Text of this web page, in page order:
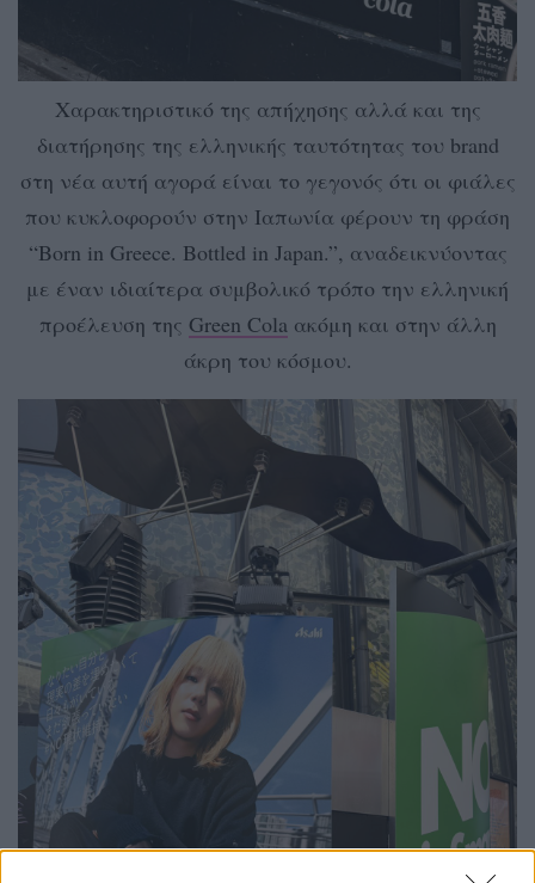
Χαρακτηριστικό της απήχησης αλλά και της
διατήρησης της ελληνικής ταυτότητας του brand
στη νέα αυτή αγορά είναι το γεγονός ότι οι φιάλες
που κυκλοφορούν στην Ιαπωνία φέρουν τη φράση
“Born in Greece. Bottled in Japan.”, αναδεικνύοντας
με έναν ιδιαίτερα συμβολικό τρόπο την ελληνική
προέλευση της Green Colaακόμη και στην άλλη
άκρη του κόσμου.